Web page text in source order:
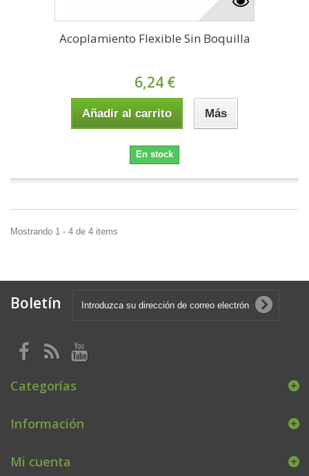
Acoplamiento Flexible Sin Boquilla
6,24 €
Añadir al carrito Más
En stock
Mostrando 1 - 4 de 4 items
Boletín
Categorías
Información
Mi cuenta